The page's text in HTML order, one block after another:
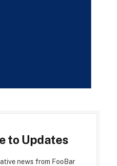
to Updates
news from FooBar